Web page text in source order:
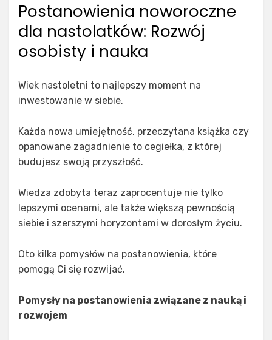
Postanowienia noworoczne
dla nastolatków: Rozwój
osobisty i nauka
Wiek nastoletni to najlepszy moment na
inwestowanie w siebie.
Każda nowa umiejętność, przeczytana książka czy
opanowane zagadnienie to cegiełka, z której
budujesz swoją przyszłość.
Wiedza zdobyta teraz zaprocentuje nie tylko
lepszymi ocenami, ale także większą pewnością
siebie i szerszymi horyzontami w dorosłym życiu.
Oto kilka pomysłów na postanowienia, które
pomogą Ci się rozwijać.
Pomysły na postanowienia związane z nauką i
rozwojem